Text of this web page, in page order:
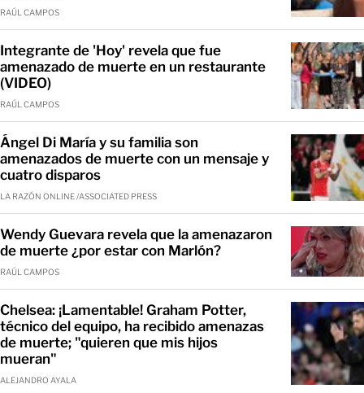
RAÚL CAMPOS
Integrante de 'Hoy' revela que fue
amenazado de muerte en un restaurante
(VIDEO)
RAÚL CAMPOS
Ángel Di María y su familia son
amenazados de muerte con un mensaje y
cuatro disparos
LA RAZÓN ONLINE /ASSOCIATED PRESS
Wendy Guevara revela que la amenazaron
de muerte ¿por estar con Marlón?
RAÚL CAMPOS
Chelsea: ¡Lamentable! Graham Potter,
técnico del equipo, ha recibido amenazas
de muerte; "quieren que mis hijos
mueran"
ALEJANDRO AYALA